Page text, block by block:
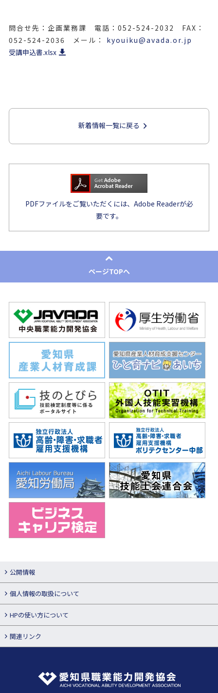
問合せ先：企画業務課 電話：052-524-2032 FAX：
052-524-2036 メール： kyouiku@avada.or.jp
受講申込書.xlsx
新着情報一覧に戻る
PDFファイルをご覧いただくには、Adobe Readerが必
要です。
ページTOPへ
公開情報
個人情報の取扱について
HPの使い方について
関連リンク